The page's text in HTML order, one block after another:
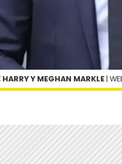
HARRY Y MEGHAN MARKLE |